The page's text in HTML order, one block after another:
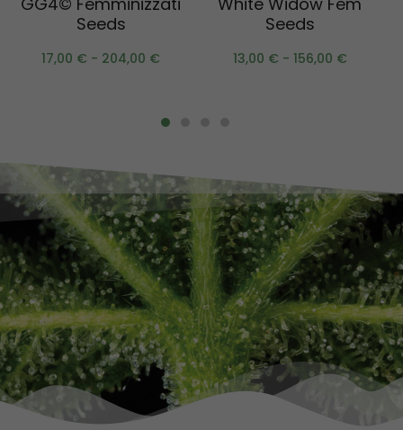
Seeds
17,00 € - 204,00 €
Seeds
13,00 € - 156,00 €